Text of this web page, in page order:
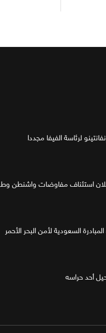
لرئاسة الفيفا مجددا
السعودية لأمن البحر الأحمر
أحد حراسه